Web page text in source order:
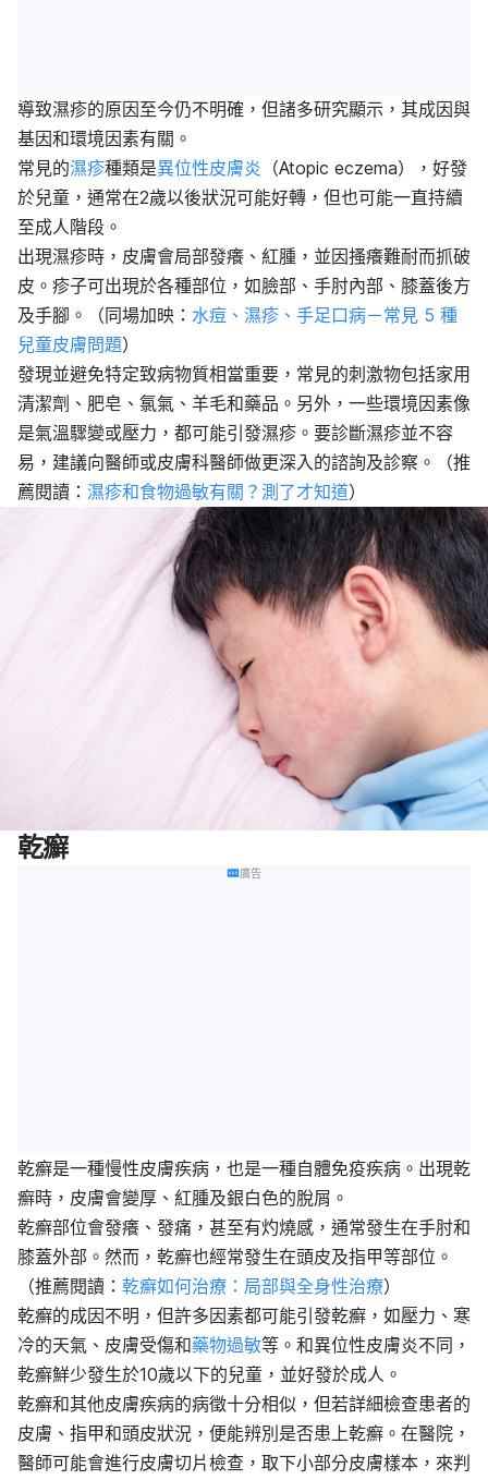
導致濕疹的原因至今仍不明確，但諸多研究顯示，其成因與
基因和環境因素有關。
常見的濕疹種類是異位性皮膚炎 （Atopic eczema），好發
於兒童，通常在2歲以後狀況可能好轉，但也可能一直持續
至成人階段。
出現濕疹時，皮膚會局部發癢、紅腫，並因搔癢難耐而抓破
皮。疹子可出現於各種部位，如臉部、手肘內部、膝蓋後方
及手腳。（同場加映： 水痘、濕疹、手足口病－常見 5 種
兒童皮膚問題）
發現並避免特定致病物質相當重要，常見的刺激物包括家用
清潔劑、肥皂、氯氣、羊毛和藥品。另外，一些環境因素像
是氣溫驟變或壓力，都可能引發濕疹。要診斷濕疹並不容
易，建議向醫師或皮膚科醫師做更深入的諮詢及診察。（推
薦閱讀： 濕疹和食物過敏有關？測了才知道）
乾癬
廣告
乾癬是一種慢性皮膚疾病，也是一種自體免疫疾病。出現乾
癬時，皮膚會變厚、紅腫及銀白色的脫屑。
乾癬部位會發癢、發痛，甚至有灼燒感，通常發生在手肘和
膝蓋外部。然而，乾癬也經常發生在頭皮及指甲等部位。
（推薦閱讀： 乾癬如何治療：局部與全身性治療）
乾癬的成因不明，但許多因素都可能引發乾癬，如壓力、寒
冷的天氣、皮膚受傷和藥物過敏等。和異位性皮膚炎不同，
乾癬鮮少發生於10歲以下的兒童，並好發於成人。
乾癬和其他皮膚疾病的病徵十分相似，但若詳細檢查患者的
皮膚、指甲和頭皮狀況，便能辨別是否患上乾癬。在醫院，
醫師可能會進行皮膚切片檢查，取下小部分皮膚樣本，來判